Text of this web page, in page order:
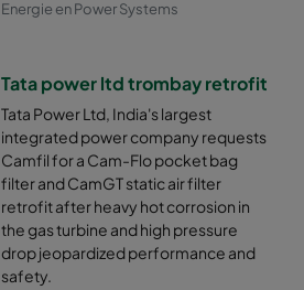
Energie en Power Systems
Tata power ltd trombay retrofit
Tata Power Ltd, India's largest
integrated power company requests
Camfil for a Cam-Flo pocket bag
filter and CamGT static air filter
retrofit after heavy hot corrosion in
the gas turbine and high pressure
drop jeopardized performance and
safety.